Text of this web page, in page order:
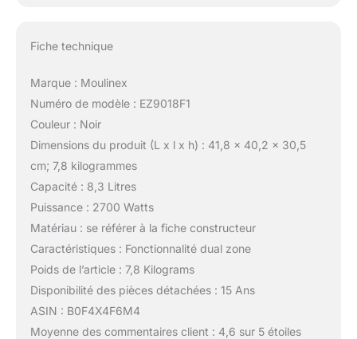
Fiche technique
Marque : Moulinex
Numéro de modèle : EZ9018F1
Couleur : Noir
Dimensions du produit (L x l x h) : 41,8 x 40,2 x 30,5
cm; 7,8 kilogrammes
Capacité : 8,3 Litres
Puissance : 2700 Watts
Matériau : se référer à la fiche constructeur
Caractéristiques : Fonctionnalité dual zone
Poids de l’article : 7,8 Kilograms
Disponibilité des pièces détachées : 15 Ans
ASIN : B0F4X4F6M4
Moyenne des commentaires client : 4,6 sur 5 étoiles